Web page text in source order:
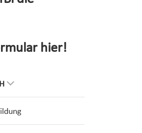
hier!